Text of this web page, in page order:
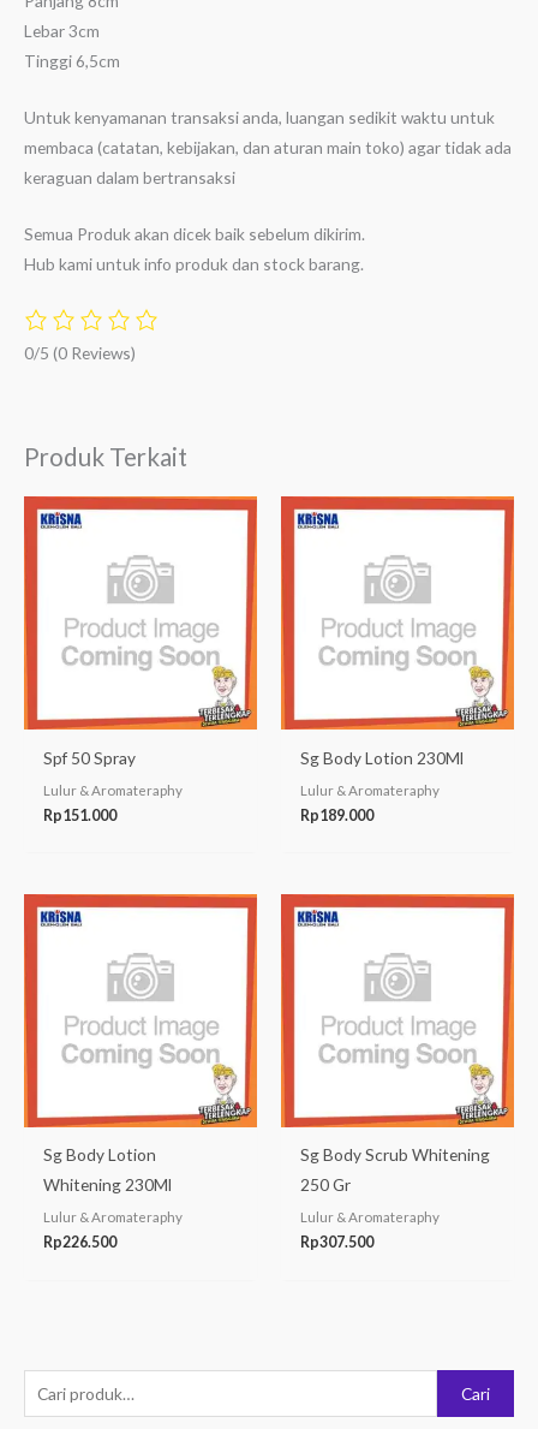
e
Cari
Lebar 3cm
Tinggi 6,5cm
Untuk kenyamanan transaksi anda, luangan sedikit waktu untuk
membaca (catatan, kebijakan, dan aturan main toko) agar tidak ada
keraguan dalam bertransaksi
Semua Produk akan dicek baik sebelum dikirim.
Hub kami untuk info produk dan stock barang.
0/5 (0 Reviews)
Produk Terkait
Spf 50 Spray
Lulur & Aromateraphy
Rp151.000
Sg Body Lotion 230Ml
Lulur & Aromateraphy
Rp189.000
Sg Body Lotion
Whitening 230Ml
Lulur & Aromateraphy
Rp226.500
Sg Body Scrub Whitening
250 Gr
Lulur & Aromateraphy
Rp307.500